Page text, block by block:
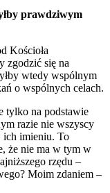
prawdziwym
Kościoła
zgodzić się na
wtedy wspólnym
o wspólnych celach.
tylko na podstawie
razie nie wszyscy
ich imieniu. To
że nie ma w tym w
rzędu –
Moim zdaniem –